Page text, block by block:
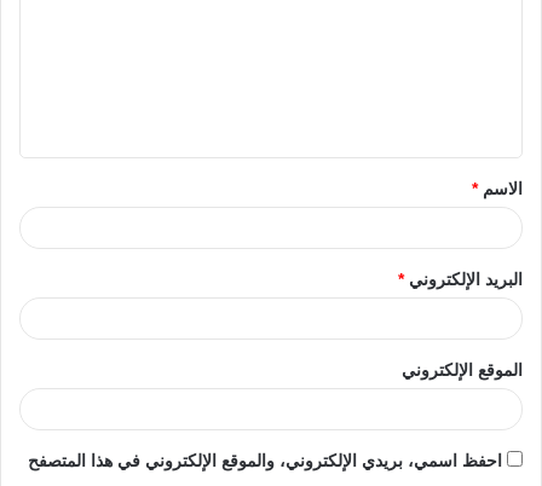
الاسم*
البريد الإلكتروني*
الموقع الإلكتروني
احفظ اسمي، بريدي الإلكتروني، والموقع الإلكتروني في هذا المتصفح